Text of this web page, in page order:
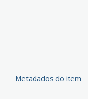
Metadados do item